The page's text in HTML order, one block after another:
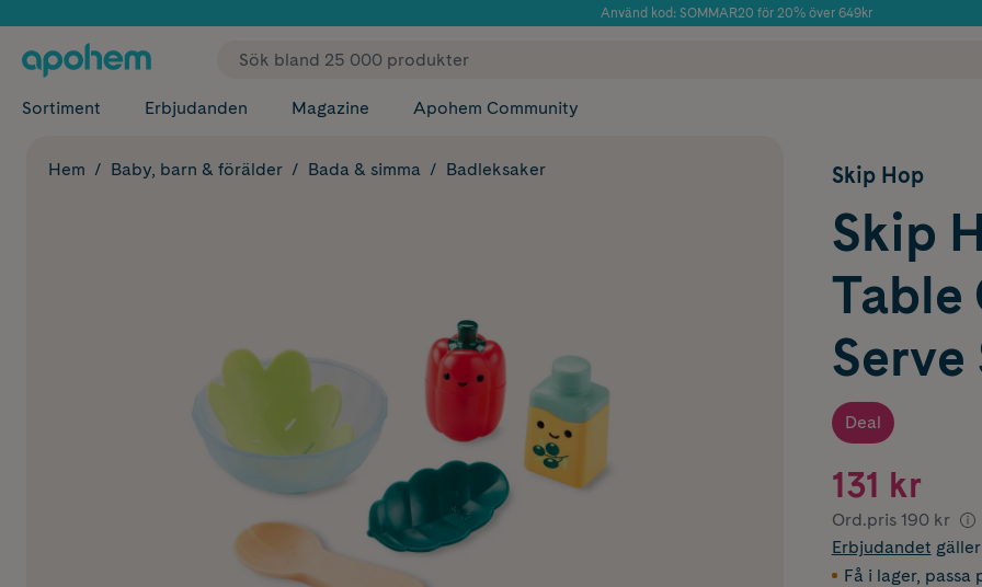
Använd kod: SOMMAR20 för 20% över 649kr
✓ Fri frakt
Sortiment Erbjudanden Magazine Apohem Community
Hem Baby, barn & förälder Bada & simma Badleksaker Skip Hop
Skip
Table
Serve
Deal
131 kr
Ord.pris 190 kr
Erbjudandet
Få i lager, passa